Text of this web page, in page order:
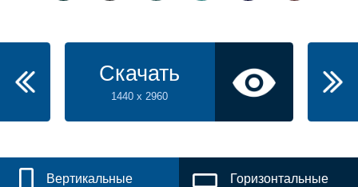
Скачать
1440 x 2960
Вертикальные Горизонтальные